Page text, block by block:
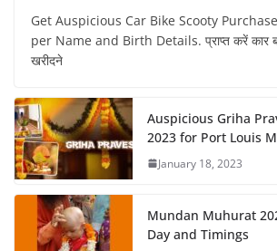
Get Auspicious Car Bike Scooty
per Name and Birth Details. प्राप्त करें कार
खरीदने
Auspicious Griha
2023 for Port Louis
January 18, 2023
Mundan Muhurat
Day and Timings